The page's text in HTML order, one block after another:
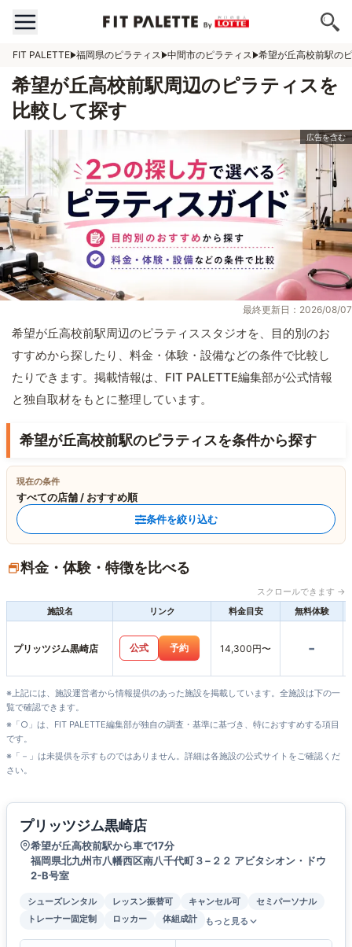
FIT PALETTE 福岡県のピラティス 中間市のピラティス 希望が丘高校前駅の
希望が丘高校前駅周辺のピラティスを
比較して探す
最終更新日：2026/08/07
希望が丘高校前駅周辺のピラティススタジオを、目的別のお
すすめから探したり、料金・体験・設備などの条件で比較し
たりできます。掲載情報は、FIT PALETTE編集部が公式情報
と独自取材をもとに整理しています。
希望が丘高校前駅のピラティスを条件から探す
現在の条件
すべての店舗 / おすすめ順
条件を絞り込む
料金・体験・特徴を比べる
スクロールできます →
施設名
リンク 料金目安 無料体験
プリッツジム黒崎店 公式 予約 14,300円〜 -
※上記には、施設運営者から情報提供のあった施設を掲載しています。全施設は下の一
覧で確認できます。
※「○」は、FIT PALETTE編集部が独自の調査・基準に基づき、特におすすめする項目
です。
※「－」は未提供を示すものではありません。詳細は各施設の公式サイトをご確認くだ
さい。
プリッツジム黒崎店
希望が丘高校前駅から車で17分
福岡県北九州市八幡西区南八千代町３−２２ アビタシオン・ドウ
2-B号室
シューズレンタル レッスン振替可 キャンセル可
セミパーソナル
トレーナー固定制
ロッカー 体組成計 もっと見る